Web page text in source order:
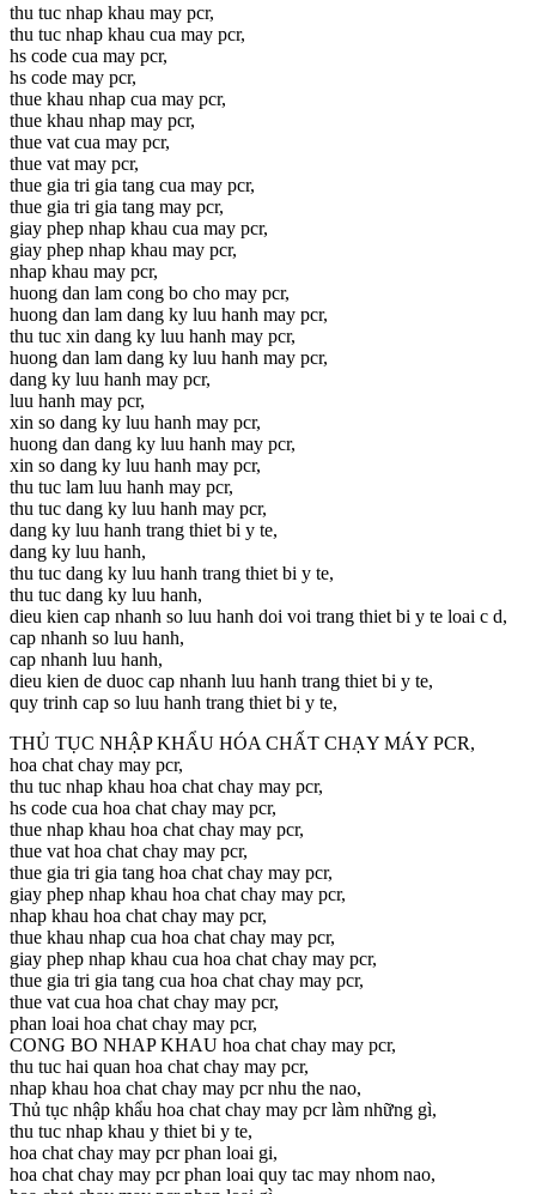
thu tuc nhap khau may pcr,
thu tuc nhap khau cua may pcr,
hs code cua may pcr,
hs code may pcr,
thue khau nhap cua may pcr,
thue khau nhap may pcr,
thue vat cua may pcr,
thue vat may pcr,
thue gia tri gia tang cua may pcr,
thue gia tri gia tang may pcr,
giay phep nhap khau cua may pcr,
giay phep nhap khau may pcr,
nhap khau may pcr,
huong dan lam cong bo cho may pcr,
huong dan lam dang ky luu hanh may pcr,
thu tuc xin dang ky luu hanh may pcr,
huong dan lam dang ky luu hanh may pcr,
dang ky luu hanh may pcr,
luu hanh may pcr,
xin so dang ky luu hanh may pcr,
huong dan dang ky luu hanh may pcr,
xin so dang ky luu hanh may pcr,
thu tuc lam luu hanh may pcr,
thu tuc dang ky luu hanh may pcr,
dang ky luu hanh trang thiet bi y te,
dang ky luu hanh,
thu tuc dang ky luu hanh trang thiet bi y te,
thu tuc dang ky luu hanh,
dieu kien cap nhanh so luu hanh doi voi trang thiet bi y te loai c d,
cap nhanh so luu hanh,
cap nhanh luu hanh,
dieu kien de duoc cap nhanh luu hanh trang thiet bi y te,
quy trinh cap so luu hanh trang thiet bi y te,
THỦ TỤC NHẬP KHẨU HÓA CHẤT CHẠY MÁY PCR,
hoa chat chay may pcr,
thu tuc nhap khau hoa chat chay may pcr,
hs code cua hoa chat chay may pcr,
thue nhap khau hoa chat chay may pcr,
thue vat hoa chat chay may pcr,
thue gia tri gia tang hoa chat chay may pcr,
giay phep nhap khau hoa chat chay may pcr,
nhap khau hoa chat chay may pcr,
thue khau nhap cua hoa chat chay may pcr,
giay phep nhap khau cua hoa chat chay may pcr,
thue gia tri gia tang cua hoa chat chay may pcr,
thue vat cua hoa chat chay may pcr,
phan loai hoa chat chay may pcr,
CONG BO NHAP KHAU hoa chat chay may pcr,
thu tuc hai quan hoa chat chay may pcr,
nhap khau hoa chat chay may pcr nhu the nao,
Thủ tục nhập khẩu hoa chat chay may pcr làm những gì,
thu tuc nhap khau y thiet bi y te,
hoa chat chay may pcr phan loai gi,
hoa chat chay may pcr phan loai quy tac may nhom nao,